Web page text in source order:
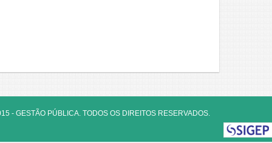
- GESTÃO PÚBLICA. TODOS OS DIREITOS RESERVADOS.